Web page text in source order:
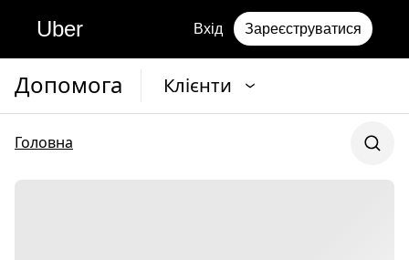
Uber Вхід Зареєструватися
Допомога Клієнти
Головна